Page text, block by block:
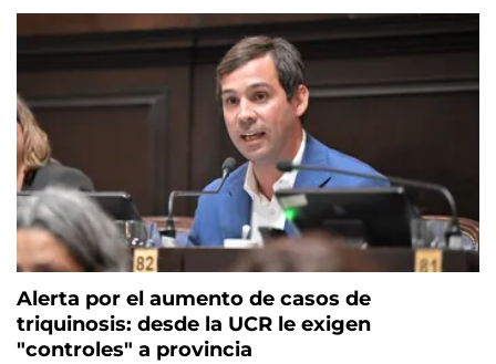
Alerta por el aumento de casos de
triquinosis: desde la UCR le exigen
"controles" a provincia